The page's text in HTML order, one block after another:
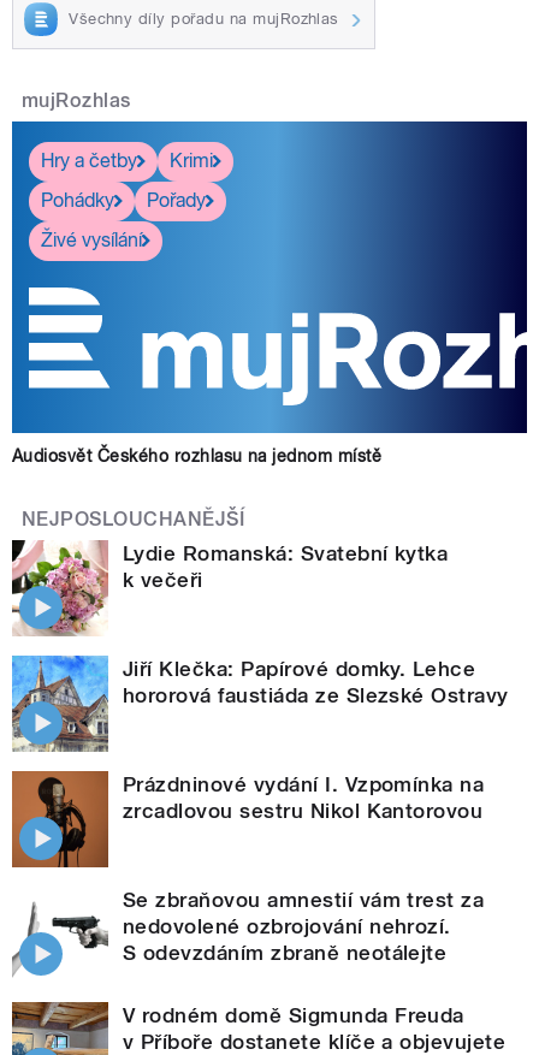
Všechny díly pořadu na mujRozhlas
mujRozhlas
Hry a četby
Krimi
Pohádky
Pořady
Živé vysílání
Audiosvět Českého rozhlasu na jednom místě
NEJPOSLOUCHANĚJŠÍ
Lydie Romanská: Svatební kytka
k večeři
Jiří Klečka: Papírové domky. Lehce
hororová faustiáda ze Slezské Ostravy
Prázdninové vydání I. Vzpomínka na
zrcadlovou sestru Nikol Kantorovou
Se zbraňovou amnestií vám trest za
nedovolené ozbrojování nehrozí.
S odevzdáním zbraně neotálejte
V rodném domě Sigmunda Freuda
v Příboře dostanete klíče a objevujete